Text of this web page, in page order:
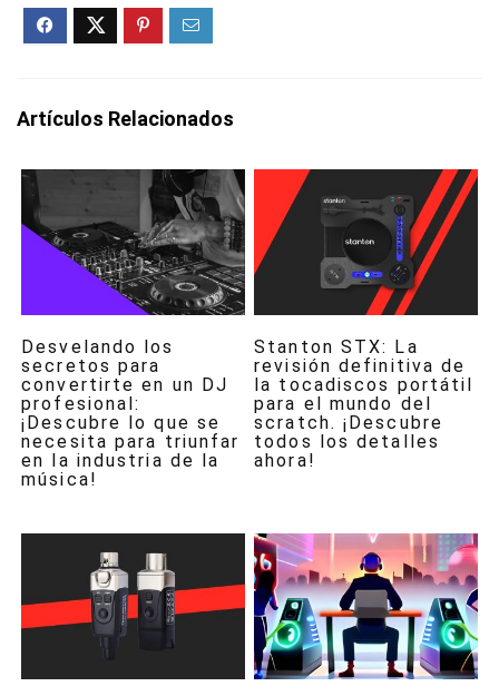
Artículos Relacionados
Desvelando los
secretos para
convertirte en un DJ
profesional:
¡Descubre lo que se
necesita para triunfar
en la industria de la
música!
Stanton STX: La
revisión definitiva de
la tocadiscos portátil
para el mundo del
scratch. ¡Descubre
todos los detalles
ahora!